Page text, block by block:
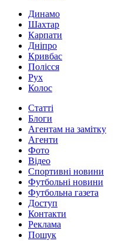
Динамо
Шахтар
Карпати
Дніпро
Кривбас
Полісся
Рух
Колос
Статті
Блоги
Агентам на замітку
Агенти
Фото
Відео
Спортивні новини
Футбольні новини
Футбольна газета
Доступ
Контакти
Реклама
Пошук